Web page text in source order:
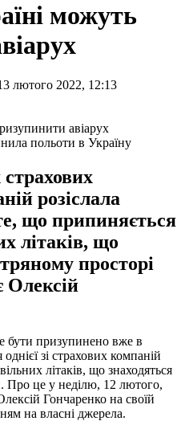
можуть
лютого 2022, 12:13
польоти в Україну
розіслала
що припиняється
літаків, що
просторі
Олексій
бути призупинено вже в
зі страхових компаній
літаків, що знаходяться
Про це у неділю, 12 лютого,
Гончаренко на своїй
на власні джерела.